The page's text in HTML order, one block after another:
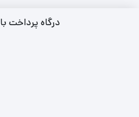
درگاه پرداخت